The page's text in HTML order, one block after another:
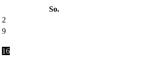
So.
2
9
16